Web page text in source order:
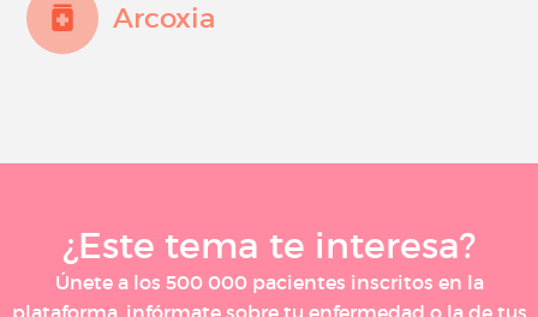
Arcoxia
¿Este tema te interesa?
Únete a los 500 000 pacientes inscritos en la